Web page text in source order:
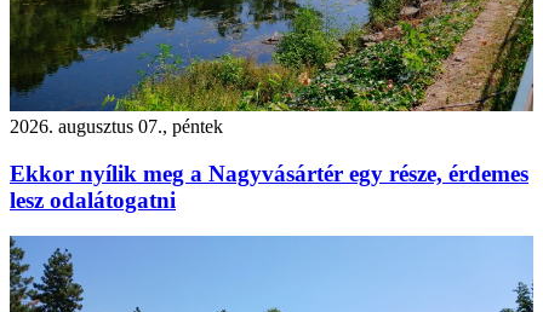
2026. augusztus 07., péntek
Ekkor nyílik meg a Nagyvásártér egy része, érdemes
lesz odalátogatni